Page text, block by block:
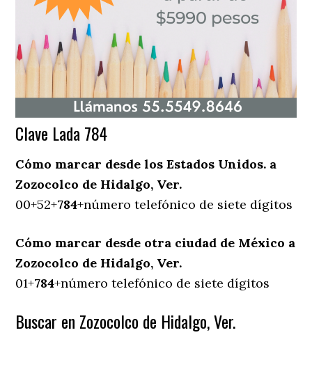
Clave Lada 784
Cómo marcar desde los Estados Unidos. a
Zozocolco de Hidalgo, Ver.
00+52+784+número telefónico de siete dígitos
Cómo marcar desde otra ciudad de México a
Zozocolco de Hidalgo, Ver.
01+784+número telefónico de siete dígitos
Buscar en Zozocolco de Hidalgo, Ver.